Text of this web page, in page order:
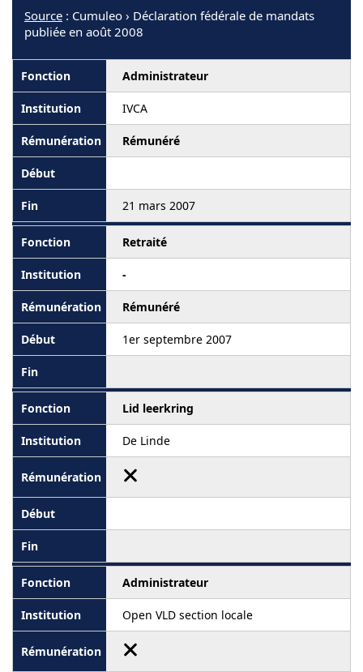
Source : Cumuleo › Déclaration fédérale de mandats
publiée en août 2008
Administrateur
IVCA
Rémunéré
21 mars 2007
Retraité
-
Rémunéré
1er septembre 2007
Lid leerkring
De Linde
Administrateur
Open VLD section locale